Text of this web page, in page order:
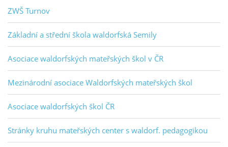
ZWŠ Turnov
Základní a střední škola waldorfská Semily
Asociace waldorfských mateřských škol v ČR
Mezinárodní asociace Waldorfských mateřských škol
Asociace waldorfských škol ČR
Stránky kruhu mateřských center s waldorf. pedagogikou